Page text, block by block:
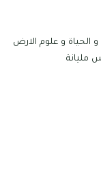
و علوم الارض